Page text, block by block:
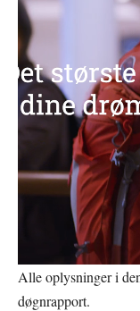
Alle oplysninger i
døgnrapport.